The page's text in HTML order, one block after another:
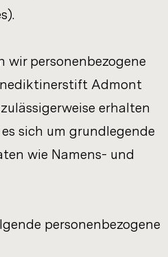
wir per­so­nen­be­zo­ge­ne
Ad­mont
er­hal­ten
sich um grund­le­gen­de
wie Namens-​ und
per­so­nen­be­zo­ge­ne